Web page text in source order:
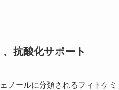
、抗酸化サポート
ノールに分類されるフィトケ